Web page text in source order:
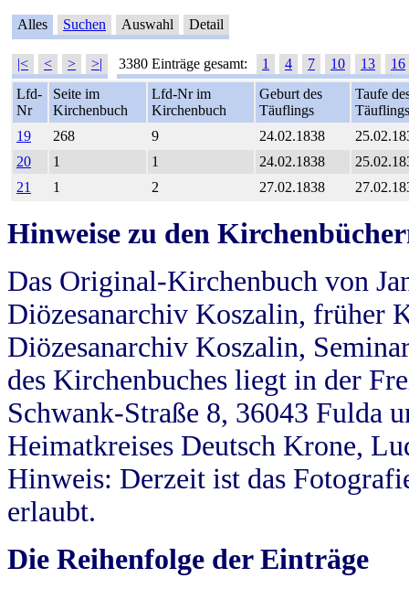
Alles Suchen Auswahl Detail
|< < > >| 3380 Einträge gesamt: 1 4 7 10 13
16
Lfd-
Nr
Seite im
Kirchenbuch
Lfd-Nr im
Kirchenbuch
Geburt des
Täuflings
Taufe
Täuflings
19
268 9 24.02.1838
20
1 1 24.02.1838
21
1 2 27.02.1838
Hinweise zu den
Das Original-Kirchenbuch von
Diözesanarchiv Koszalin, früher
Diözesanarchiv Koszalin,
des Kirchenbuches liegt in der
Schwank-Straße 8, 36043 Fulda
Heimatkreises Deutsch Krone,
Hinweis: Derzeit ist das
erlaubt.
Die Reihenfolge der Einträge